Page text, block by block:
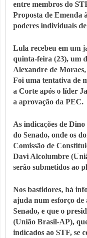
entre membros do
Proposta de Emenda
poderes individuais
Lula recebeu em um
quinta-feira (23), um
Alexandre de
Foi uma tentativa de
a Corte após o líder
a aprovação da PEC.
As indicações de
do Senado, onde os
Comissão de
Davi Alcolumbre
serão submetidos ao
Nos bastidores, há
ajuda num esforço de
Senado, e que o
(União Brasil-AP),
indicados ao STF, se